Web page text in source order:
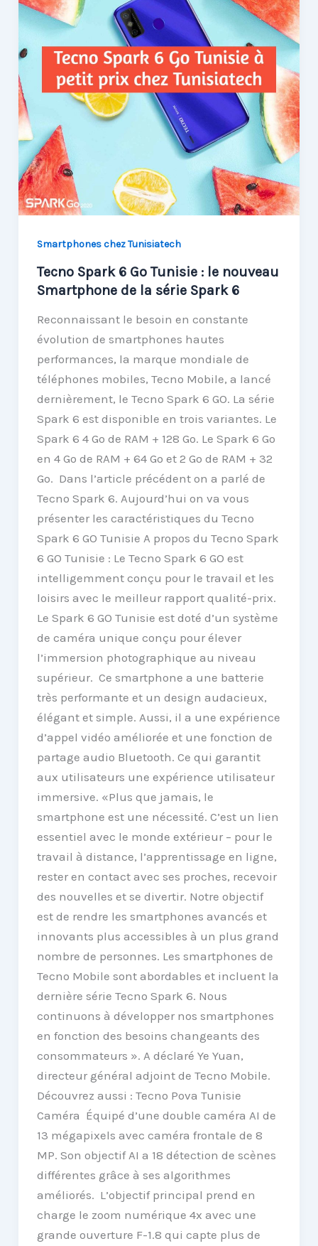
Smartphones chez Tunisiatech
Tecno Spark 6 Go Tunisie : le nouveau
Smartphone de la série Spark 6
Reconnaissant le besoin en constante
évolution de smartphones hautes
performances, la marque mondiale de
téléphones mobiles, Tecno Mobile, a lancé
dernièrement, le Tecno Spark 6 GO. La série
Spark 6 est disponible en trois variantes. Le
Spark 6 4 Go de RAM + 128 Go. Le Spark 6 Go
en 4 Go de RAM + 64 Go et 2 Go de RAM + 32
Go. Dans l’article précédent on a parlé de
Tecno Spark 6. Aujourd’hui on va vous
présenter les caractéristiques du Tecno
Spark 6 GO Tunisie A propos du Tecno Spark
6 GO Tunisie : Le Tecno Spark 6 GO est
intelligemment conçu pour le travail et les
loisirs avec le meilleur rapport qualité-prix.
Le Spark 6 GO Tunisie est doté d’un système
de caméra unique conçu pour élever
l’immersion photographique au niveau
supérieur. Ce smartphone a une batterie
très performante et un design audacieux,
élégant et simple. Aussi, il a une expérience
d’appel vidéo améliorée et une fonction de
partage audio Bluetooth. Ce qui garantit
aux utilisateurs une expérience utilisateur
immersive. «Plus que jamais, le
smartphone est une nécessité. C’est un lien
essentiel avec le monde extérieur – pour le
travail à distance, l’apprentissage en ligne,
rester en contact avec ses proches, recevoir
des nouvelles et se divertir. Notre objectif
est de rendre les smartphones avancés et
innovants plus accessibles à un plus grand
nombre de personnes. Les smartphones de
Tecno Mobile sont abordables et incluent la
dernière série Tecno Spark 6. Nous
continuons à développer nos smartphones
en fonction des besoins changeants des
consommateurs ». A déclaré Ye Yuan,
directeur général adjoint de Tecno Mobile.
Découvrez aussi : Tecno Pova Tunisie
Caméra Équipé d’une double caméra AI de
13 mégapixels avec caméra frontale de 8
MP. Son objectif AI a 18 détection de scènes
différentes grâce à ses algorithmes
améliorés. L’objectif principal prend en
charge le zoom numérique 4x avec une
grande ouverture F-1.8 qui capte plus de